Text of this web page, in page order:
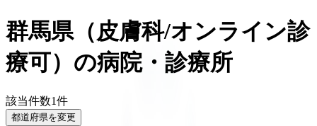
群馬県（皮膚科/オンライン診
療可） の病院・診療所
該当件数1件
都道府県を変更